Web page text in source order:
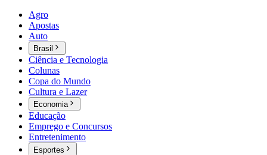
Agro
Apostas
Auto
Brasil
Ciência e Tecnologia
Colunas
Copa do Mundo
Cultura e Lazer
Economia
Educação
Emprego e Concursos
Entretenimento
Esportes